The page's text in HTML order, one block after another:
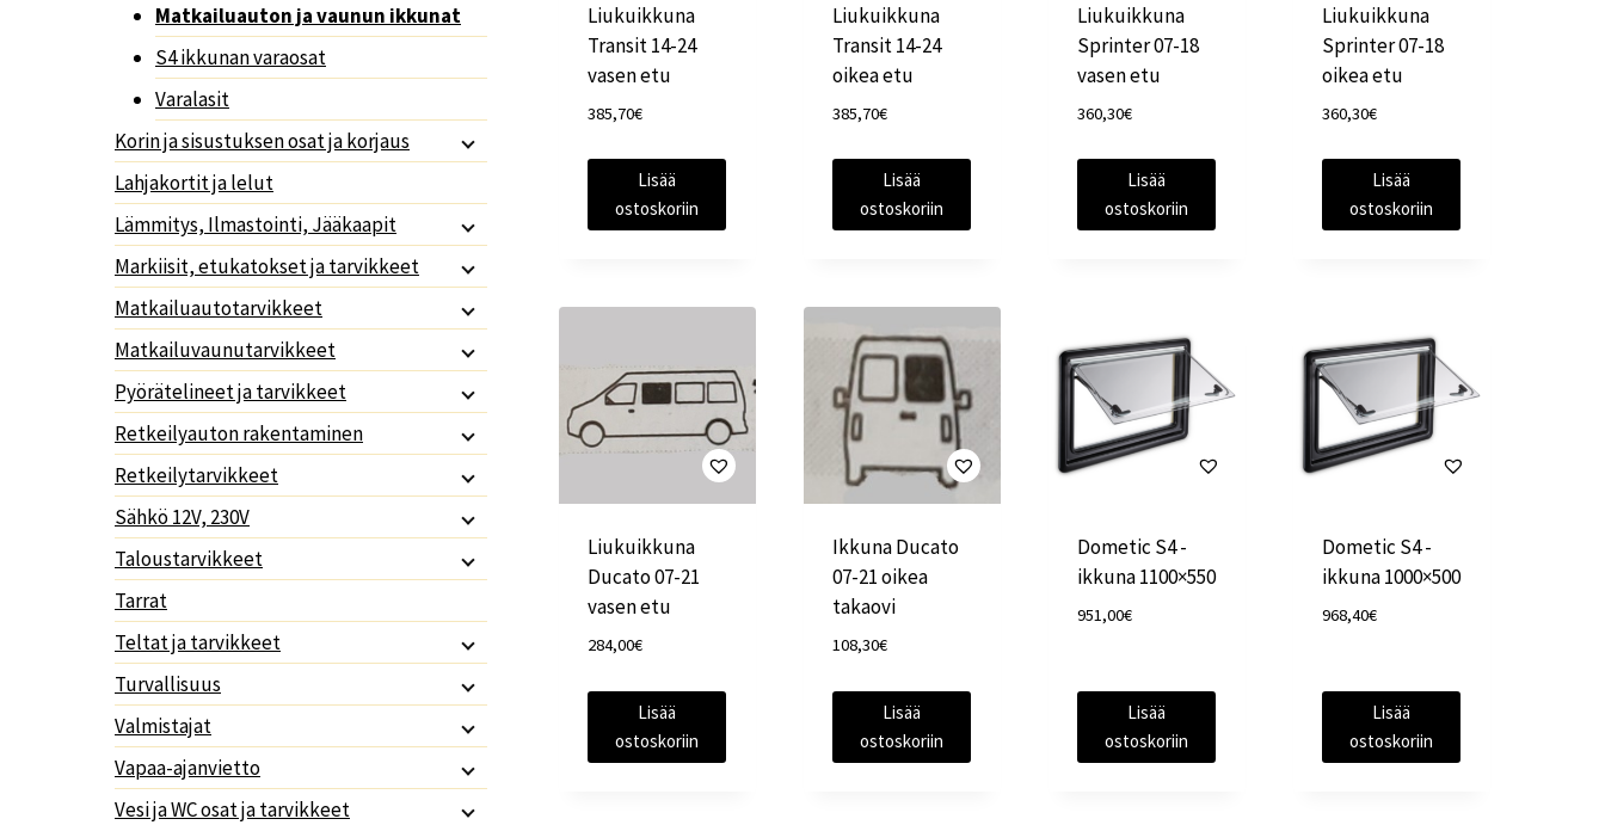
Liukuikkuna
Transit 14-24
vasen etu
385,70€
Lisää
ostoskoriin
Liukuikkuna
Transit 14-24
oikea etu
385,70€
Lisää
ostoskoriin
Liukuikkuna
Sprinter 07-18
vasen etu
360,30€
Lisää
ostoskoriin
Liukuikkuna
Sprinter 07-18
oikea etu
360,30€
Lisää
ostoskoriin
Liukuikkuna
Ducato 07-21
vasen etu
284,00€
Lisää
ostoskoriin
Ikkuna Ducato
07-21 oikea
takaovi
108,30€
Lisää
ostoskoriin
Dometic S4 -
ikkuna 1100×550
951,00€
Lisää
ostoskoriin
Dometic S4 -
ikkuna 1000×500
968,40€
Lisää
ostoskoriin
Matkailuauton ja vaunun ikkunat
S4 ikkunan varaosat
Varalasit
Korin ja sisustuksen osat ja korjaus
Lahjakortit ja lelut
Lämmitys, Ilmastointi, Jääkaapit
Markiisit, etukatokset ja tarvikkeet
Matkailuautotarvikkeet
Matkailuvaunutarvikkeet
Pyörätelineet ja tarvikkeet
Retkeilyauton rakentaminen
Retkeilytarvikkeet
Sähkö 12V, 230V
Taloustarvikkeet
Tarrat
Teltat ja tarvikkeet
Turvallisuus
Valmistajat
Vapaa-ajanvietto
Vesi ja WC osat ja tarvikkeet